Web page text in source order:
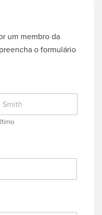
um membro da
o formulário